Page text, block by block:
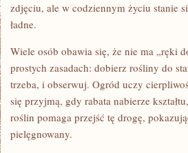
zdjęciu, ale w codziennym życiu stanie
ładne.
Wiele osób obawia się, że nie ma „ręki
prostych zasadach: dobierz rośliny do
trzeba, i obserwuj. Ogród uczy
się przyjmą, gdy rabata nabierze
roślin pomaga przejść tę drogę,
pielęgnowany.